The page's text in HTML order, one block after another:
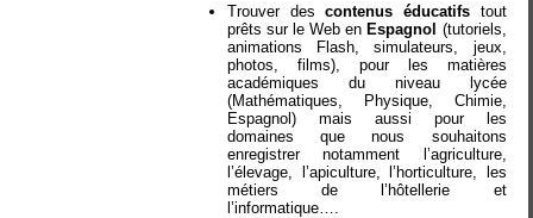
Trouver descontenus éducatifstout
prêts sur le Web enEspagnol (tutoriels,
animations Flash, simulateurs, jeux,
photos, films), pour les matières
académiques du niveau lycée
(Mathématiques, Physique, Chimie,
Espagnol) mais aussi pour les
domaines que nous souhaitons
enregistrer notamment l’agriculture,
l’élevage, l’apiculture, l’horticulture, les
métiers de l’hôtellerie et
l’informatique….